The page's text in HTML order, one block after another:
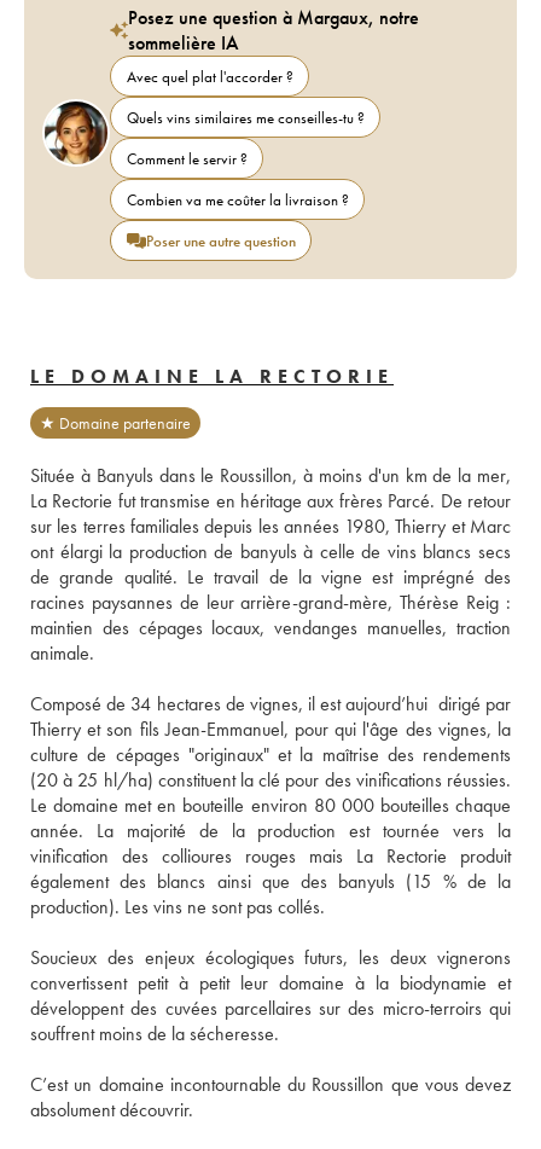
Posez une question à Margaux, notre
sommelière IA
Avec quel plat l'accorder ?
Quels vins similaires me conseilles-tu ?
Comment le servir ?
Combien va me coûter la livraison ?
Poser une autre question
LE DOMAINE LA RECTORIE
★ Domaine partenaire
Située à Banyuls dans le Roussillon, à moins d'un km de la mer,
La Rectorie fut transmise en héritage aux frères Parcé. De retour
sur les terres familiales depuis les années 1980, Thierry et Marc
ont élargi la production de banyuls à celle de vins blancs secs
de grande qualité. Le travail de la vigne est imprégné des
racines paysannes de leur arrière-grand-mère, Thérèse Reig :
maintien des cépages locaux, vendanges manuelles, traction
animale.
Composé de 34 hectares de vignes, il est aujourd’hui  dirigé par
Thierry et son fils Jean-Emmanuel, pour qui l'âge des vignes, la
culture de cépages "originaux" et la maîtrise des rendements
(20 à 25 hl/ha) constituent la clé pour des vinifications réussies.
Le domaine met en bouteille environ 80 000 bouteilles chaque
année. La majorité de la production est tournée vers la
vinification des collioures rouges mais La Rectorie produit
également des blancs ainsi que des banyuls (15 % de la
production). Les vins ne sont pas collés.
Soucieux des enjeux écologiques futurs, les deux vignerons
convertissent petit à petit leur domaine à la biodynamie et
développent des cuvées parcellaires sur des micro-terroirs qui
souffrent moins de la sécheresse.
C’est un domaine incontournable du Roussillon que vous devez
absolument découvrir.